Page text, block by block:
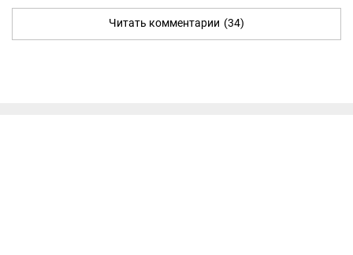
Читать комментарии (34)